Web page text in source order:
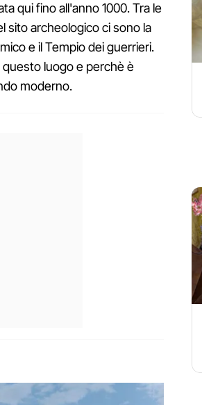
qui fino all'anno 1000. Tra le
sito archeologico ci sono la
e il Tempio dei guerrieri.
luogo e perchè è
moderno.